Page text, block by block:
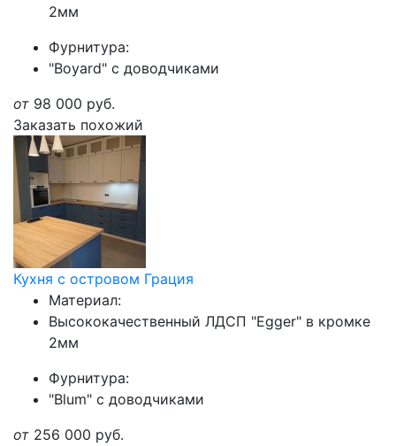
2мм
Фурнитура:
"Boyard" с доводчиками
от 98 000 руб.
Заказать похожий
Кухня с островом Грация
Материал:
Высококачественный ЛДСП "Egger" в кромке
2мм
Фурнитура:
"Blum" с доводчиками
от 256 000 руб.